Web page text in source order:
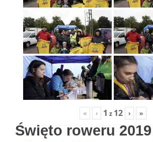
« ‹ 1 z 12 › »
Święto roweru 2019